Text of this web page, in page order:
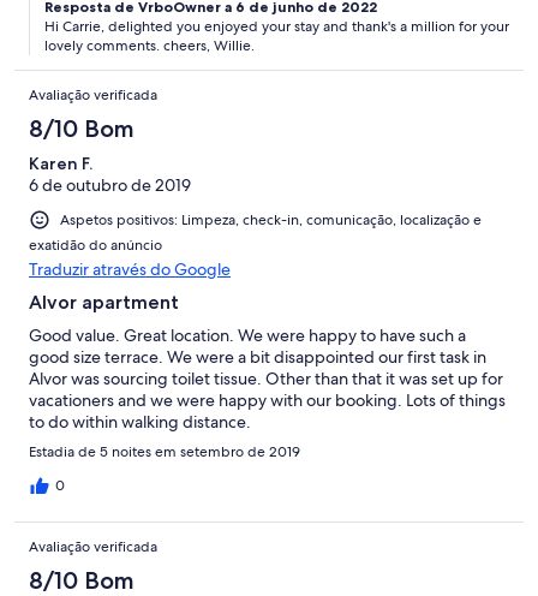
Resposta de VrboOwner a 6 de junho de 2022
Hi Carrie, delighted you enjoyed your stay and thank's a million for your
lovely comments. cheers, Willie.
Avaliação verificada
8/10 Bom
Karen F.
6 de outubro de 2019
Aspetos positivos: Limpeza, check-in, comunicação, localização e
exatidão do anúncio
Traduzir através do Google
Alvor apartment
Good value. Great location. We were happy to have such a
good size terrace. We were a bit disappointed our first task in
Alvor was sourcing toilet tissue. Other than that it was set up for
vacationers and we were happy with our booking. Lots of things
to do within walking distance.
Estadia de 5 noites em setembro de 2019
0
Avaliação verificada
8/10 Bom